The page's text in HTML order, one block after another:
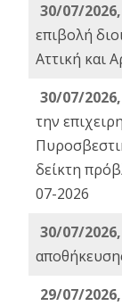
30/07/
επιβολή
Αττική και
30/07/
την
δείκτη
07-2026
30/07/
29/07/